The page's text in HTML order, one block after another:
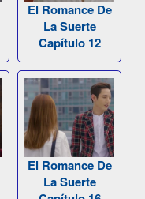
El Romance De
La Suerte
Capítulo 12
El Romance De
La Suerte